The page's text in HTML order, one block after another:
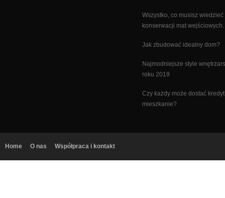
Wszystko, co musisz wiedzieć
konserwacji mat wejściowych.
Jak zbudować idealny dom?
Najmodniejsze style
roku 2019
Czy każdy może dostać
mieszkanie?
Home O nas Współpraca i kontakt